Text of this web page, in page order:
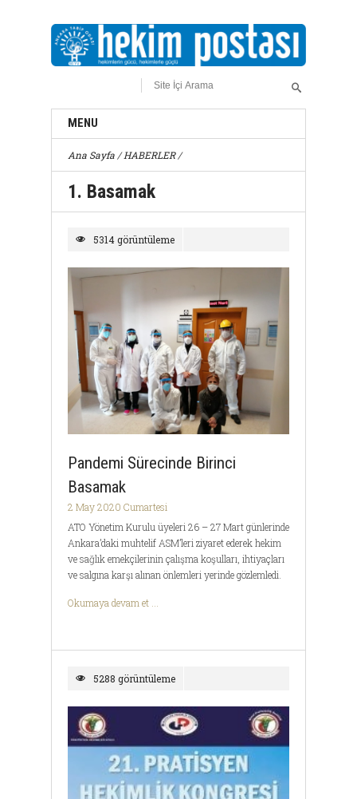
MENU
Ana Sayfa /HABERLER/
1. Basamak
5314 görüntüleme
Pandemi Sürecinde Birinci
Basamak
2 May 2020 Cumartesi
ATO Yönetim Kurulu üyeleri 26 – 27 Mart günlerinde
Ankara’daki muhtelif ASM’leri ziyaret ederek hekim
ve sağlık emekçilerinin çalışma koşulları, ihtiyaçları
ve salgına karşı alınan önlemleri yerinde gözlemledi.
Okumaya devam et ...
5288 görüntüleme